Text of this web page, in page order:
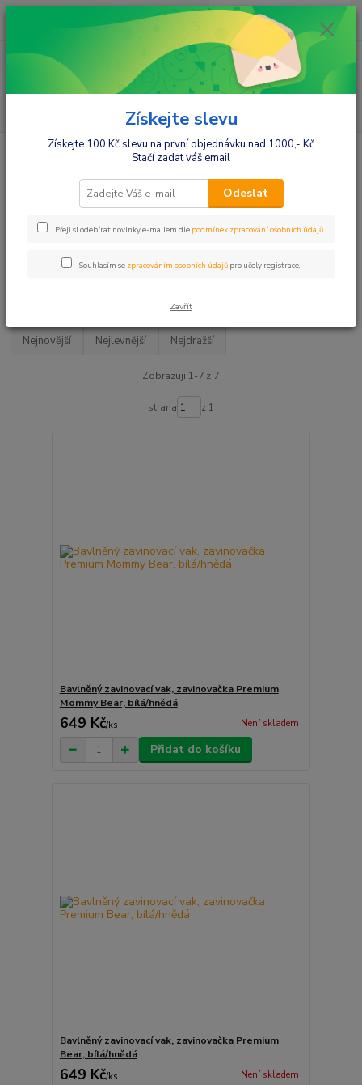
ks
za 0,00 Kč
Vybavení do postýlek Spací vaky
Spací vaky
Klasické spací vaky
Nejnovější Nejlevnější Nejdražší
Zobrazuji 1-7 z 7
strana z 1
Bavlněný zavinovací vak, zavinovačka Premium
Mommy Bear, bílá/hnědá
649 Kč/ks Není skladem
Přidat do košíku
Bavlněný zavinovací vak, zavinovačka Premium
Bear, bílá/hnědá
649 Kč/ks Není skladem
Získejte slevu
Získejte 100 Kč slevu na první objednávku nad 1000,- Kč
Stačí zadat váš email
Odeslat
Přeji si odebírat novinky e-mailem dle podmínek zpracování osobních údajů.
Souhlasím se zpracováním osobních údajů pro účely registrace.
Zavřít